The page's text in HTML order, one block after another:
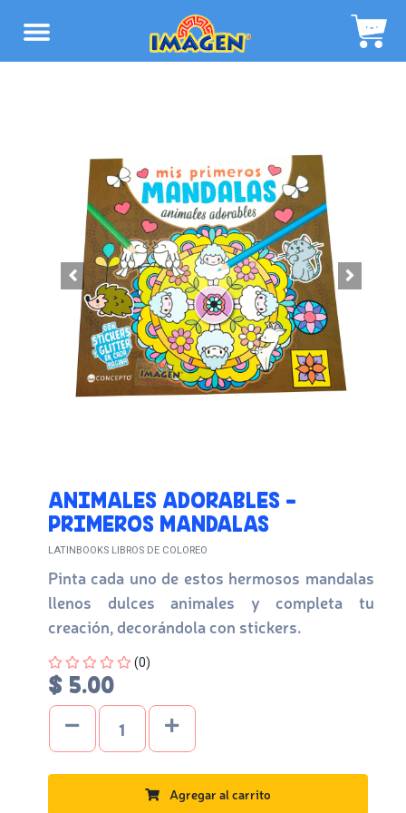
ANIMALES ADORABLES -
PRIMEROS MANDALAS
LATINBOOKS LIBROS DE COLOREO
Pinta cada uno de estos hermosos mandalas
llenos dulces animales y completa tu
creación, decorándola con stickers.
Four out of Five Stars
(0)
$ 5.00
Agregar al carrito